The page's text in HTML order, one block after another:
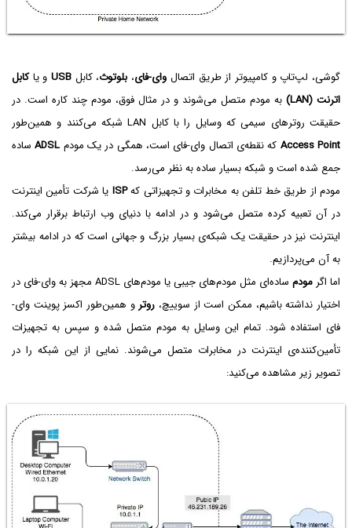
گوشی، لپ‌تاپ و کامپیوتر از طریق اتصال وای-فای، بلوتوث، کابل USBو یاکابل
اترنت (LAN)
به مودم متصل می‌شوند و در مثال فوق، مودم چند کاره است. در
حقیقت روترهای سیمی که وسایل را با کابل LAN شبکه می‌کنند و همین‌طور
Access Point که نقطه‌ی اتصال وای-فای است، همگی در یک مودم ADSLساده
جمع شده است و شبکه بسیار ساده به نظر می‌رسد.
مودم از طریق خط تلفن به مخابرات و تجهیزاتی کهISP یا شرکت تأمین اینترنت
در آن تعبیه کرده متصل می‌شود و در ادامه با دنیای وب ارتباط برقرار می‌کند.
اینترنت نیز در حقیقت یک شبکه‌ی بسیار بزرگ و جهانی است که در ادامه بیشتر
به آن می‌پردازیم.
اما اگر مودم
ساده‌ای مثل مودم‌های جیبی یا مودم‌های ADSL مجهز به وای-فای در
اختیار نداشته باشیم، ممکن است از سوییچ، روتر و همین‌طور اکسز پوینت وای-
فای استفاده شود. تمام این وسایل به مودم متصل شده و سپس به تجهیزات
تأمین‌کننده‌ی اینترنت در مخابرات متصل می‌شوند. نمایی از این شبکه را در
تصویر زیر مشاهده می‌کنید: